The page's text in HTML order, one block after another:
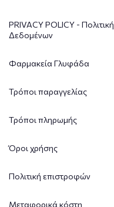
PRIVACY POLICY -
Δεδομένων
Φαρμακεία Γλυφάδα
Τρόποι παραγγελίας
Τρόποι πληρωμής
Όροι χρήσης
Πολιτική επιστροφών
Μεταφορικά κόστη